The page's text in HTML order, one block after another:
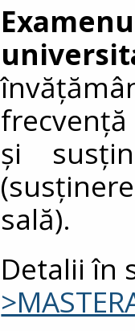
şi
sală).
Detalii în